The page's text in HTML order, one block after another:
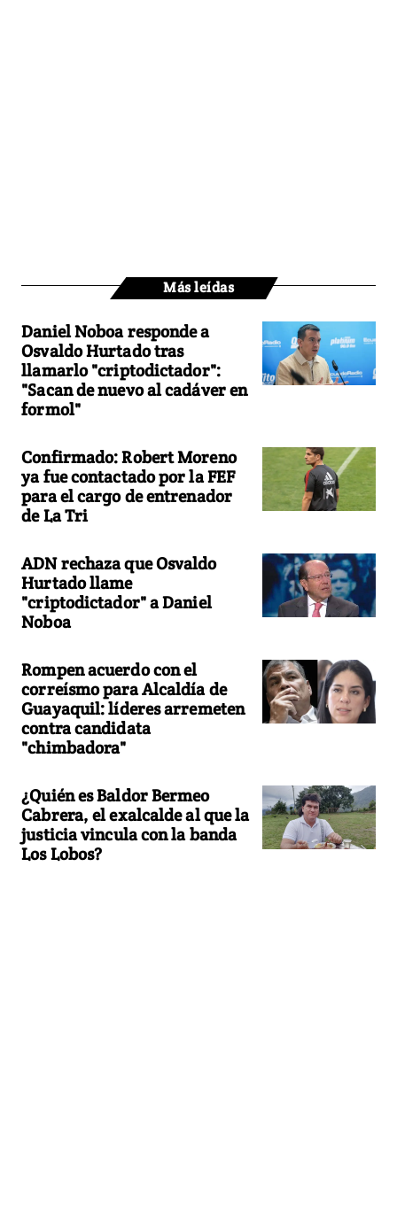
Más leídas
Daniel Noboa responde a
Osvaldo Hurtado tras
llamarlo "criptodictador":
"Sacan de nuevo al cadáver en
formol"
Confirmado: Robert Moreno
ya fue contactado por la FEF
para el cargo de entrenador
de La Tri
ADN rechaza que Osvaldo
Hurtado llame
"criptodictador" a Daniel
Noboa
Rompen acuerdo con el
correísmo para Alcaldía de
Guayaquil: líderes arremeten
contra candidata
"chimbadora"
¿Quién es Baldor Bermeo
Cabrera, el exalcalde al que la
justicia vincula con la banda
Los Lobos?